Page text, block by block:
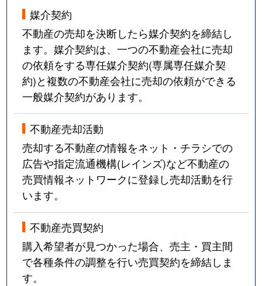
媒介契約
不動産の売却を決断したら媒介契約を締結し
ます。媒介契約は、一つの不動産会社に売却
の依頼をする専任媒介契約(専属専任媒介契
約)と複数の不動産会社に売却の依頼ができる
一般媒介契約があります。
不動産売却活動
売却する不動産の情報をネット・チラシでの
広告や指定流通機構(レインズ)など不動産の
売買情報ネットワークに登録し売却活動を行
います。
不動産売買契約
購入希望者が見つかった場合、売主・買主間
で各種条件の調整を行い売買契約を締結しま
す。